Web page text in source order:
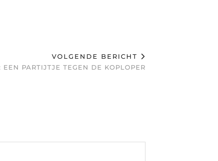
VOLGENDE BERICHT
EEN PARTIJTJE TEGEN DE KOPLOPER